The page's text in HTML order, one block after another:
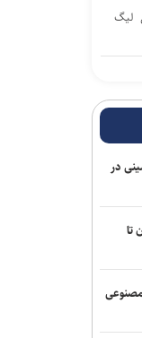
لیگ
در
تناقض در بودجه باشگاه سپاهان؛ رشد ۲۵
در
تا